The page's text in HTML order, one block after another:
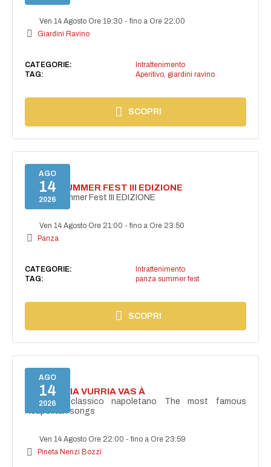
Ven 14 Agosto Ore 19:30 -fino a Ore 22:00
Giardini Ravino
CATEGORIE:
Intrattenimento
TAG:
Aperitivo, giardini ravino
SCOPRI
AGO
14
2026
PANZA SUMMER FEST III EDIZIONE
PANZA Summer Fest III EDIZIONE
Ven 14 Agosto Ore 21:00 -fino a Ore 23:50
Panza
CATEGORIE:
Intrattenimento
TAG:
panza summer fest
SCOPRI
AGO
14
2026
I'TE VURRIA VURRIA VAS À
Concerto classico napoletano The most famous
Neapolitan songs
Ven 14 Agosto Ore 22:00 -fino a Ore 23:59
Pineta Nenzi Bozzi